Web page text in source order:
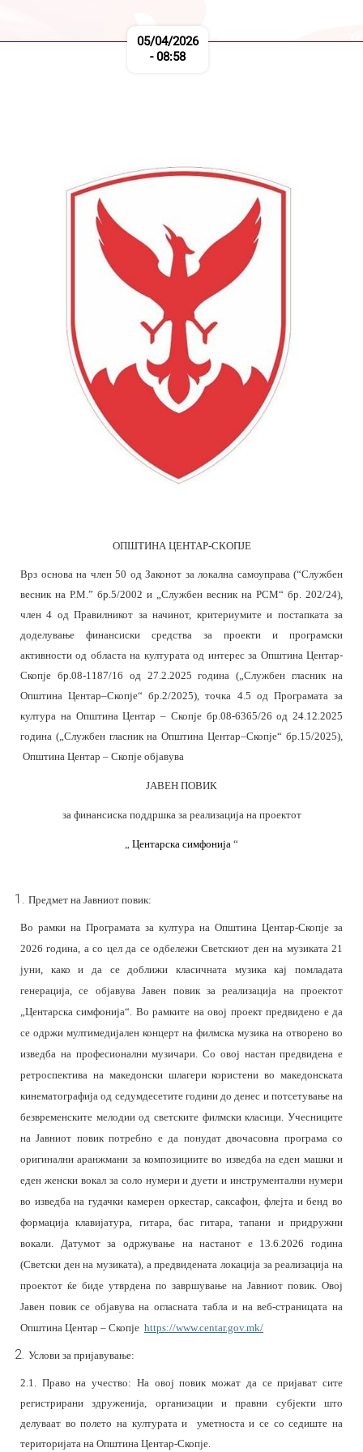
05/04/2026
- 08:58
ОПШТИНА ЦЕНТАР-СКОПЈЕ
Врз основа на член 50 од Законот за локална самоуправа (“Службен
весник на Р.М.” бр.5/2002 и „Службен весник на РСМ“ бр. 202/24),
член 4 од Правилникот за начинот, критериумите и постапката за
доделување финансиски средства за проекти и програмски
активности од областа на културата од интерес за Општина Центар-
Скопје бр.08-1187/16 од 27.2.2025 година („Службен гласник на
Општина Центар–Скопје“ бр.2/2025), точка 4.5 од Програмата за
култура на Општина Центар – Скопје бр.08-6365/26 од 24.12.2025
година („Службен гласник на Општина Центар–Скопје“ бр.15/2025),
Општина Центар – Скопје објавува
ЈАВЕН ПОВИК
за финансиска поддршка за реализација на проектот
„ Центарска симфонија “
Предмет на Јавниот повик:
Во рамки на Програмата за култура на Општина Центар-Скопје за
2026 година, а со цел да се одбележи Светскиот ден на музиката 21
јуни, како и да се доближи класичната музика кај помладата
генерација, се објавува Јавен повик за реализација на проектот
„Центарска симфонија“. Во рамките на овој проект предвидено е да
се одржи мултимедијален концерт на филмска музика на отворено во
изведба на професионални музичари. Со овој настан предвидена е
ретроспектива на македонски шлагери користени во македонската
кинематографија од седумдесетите години до денес и потсетување на
безвременските мелодии од светските филмски класици. Учесниците
на Јавниот повик потребно е да понудат двочасовна програма со
оригинални аранжмани за композициите во изведба на еден машки и
еден женски вокал за соло нумери и дуети и инструментални нумери
во изведба на гудачки камерен оркестар, саксафон, флејта и бенд во
формација клавијатура, гитара, бас гитара, тапани и придружни
вокали. Датумот за одржување на настанот е 13.6.2026 година
(Светски ден на музиката), а предвидената локација за реализација на
проектот ќе биде утврдена по завршување на Јавниот повик. Овој
Јавен повик се објавува на огласната табла и на веб-страницата на
Општина Центар – Скопје https://www.centar.gov.mk/
Услови за пријавување:
2.1. Право на учество: На овој повик можат да се пријаватсите
регистрирани здруженија,
организации и правни субјекти што
делуваат во полето на културата и уметноста и се со седиште на
територијата на Општина Центар-Скопје.